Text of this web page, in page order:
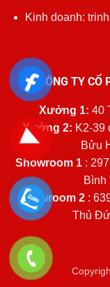
Kinh doanh:
CÔNG TY CỔ
Xưởng 1: 40
Xưởng 2: K2-39
Bửu
Showroom 1 :
Bình
Showroom 2:
Thủ